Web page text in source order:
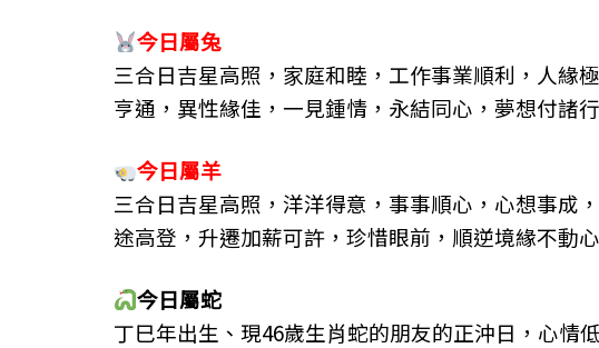
今日屬兔
三合日吉星高照，家庭和睦，工作事業順利，人緣
亨通，異性緣佳，一見鍾情，永結同心，夢想付諸
今日屬羊
三合日吉星高照，洋洋得意，事事順心，心想事成
途高登，升遷加薪可許，珍惜眼前，順逆境緣不動
今日屬蛇
丁巳年出生、現46歲生肖蛇的朋友的正沖日，心情